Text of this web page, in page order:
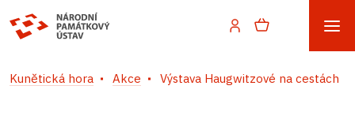
Kunětická hora Akce Výstava Haugwitzové na cestách